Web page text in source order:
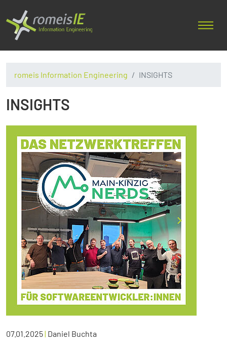
romeis Information Engineering INSIGHTS
INSIGHTS
07.01.2025| Daniel Buchta